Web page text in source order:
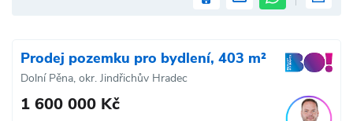
Prodej pozemku pro bydlení, 403 m²
Dolní Pěna, okr. Jindřichův Hradec
1 600 000 Kč